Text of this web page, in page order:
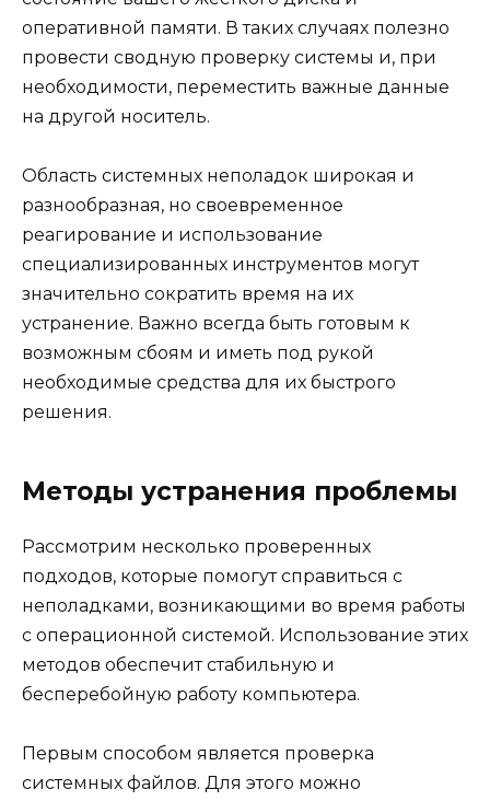
оперативной памяти. В таких случаях полезно
провести сводную проверку системы и, при
необходимости, переместить важные данные
на другой носитель.
Область системных неполадок широкая и
разнообразная, но своевременное
реагирование и использование
специализированных инструментов могут
значительно сократить время на их
устранение. Важно всегда быть готовым к
возможным сбоям и иметь под рукой
необходимые средства для их быстрого
решения.
Методы устранения проблемы
Рассмотрим несколько проверенных
подходов, которые помогут справиться с
неполадками, возникающими во время работы
с операционной системой. Использование этих
методов обеспечит стабильную и
бесперебойную работу компьютера.
Первым способом является проверка
системных файлов. Для этого можно